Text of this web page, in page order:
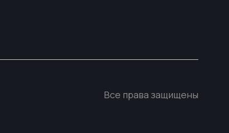
Все права защищены